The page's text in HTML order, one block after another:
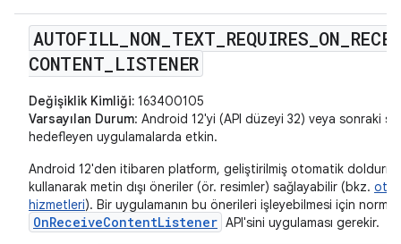
AUTOFILL NON TEXT REQUIRES ON
CONTENT LISTENER
Değişiklik Kimliği: 163400105
Varsayılan Durum: Android 12'yi (API düzeyi 32) veya sonraki
hedefleyen uygulamalarda etkin.
Android 12'den itibaren platform, geliştirilmiş otomatik
kullanarak metin dışı öneriler (ör. resimler) sağlayabilir (bkz.
hizmetleri). Bir uygulamanın bu önerileri işleyebilmesi için
OnReceiveContentListener API'sini uygulaması gerekir.